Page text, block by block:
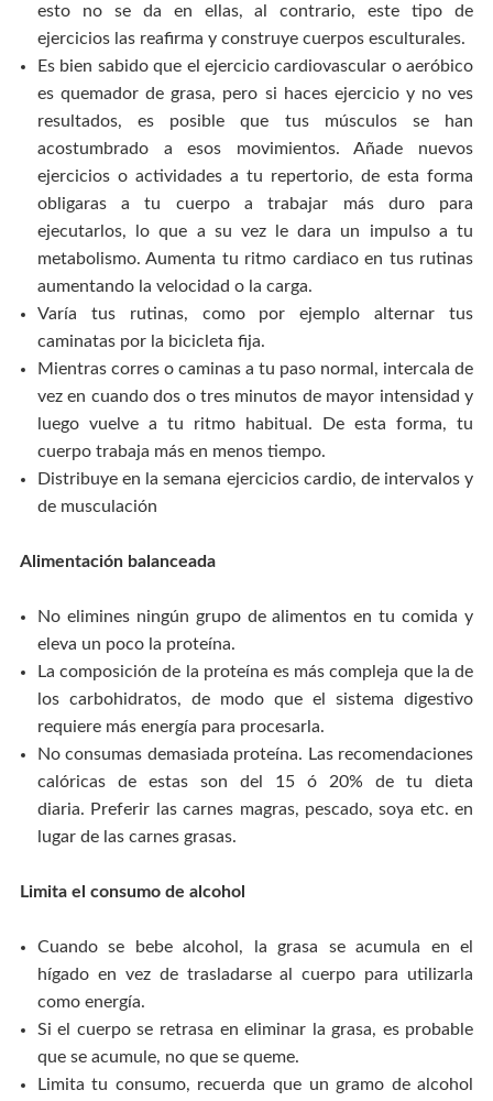
esto no se da en ellas, al contrario, este tipo de
ejercicios las reafirma y construye cuerpos esculturales.
Es bien sabido que el ejercicio cardiovascular o aeróbico
es quemador de grasa, pero si haces ejercicio y no ves
resultados, es posible que tus músculos se han
acostumbrado a esos movimientos. Añade nuevos
ejercicios o actividades a tu repertorio, de esta forma
obligaras a tu cuerpo a trabajar más duro para
ejecutarlos, lo que a su vez le dara un impulso a tu
metabolismo. Aumenta tu ritmo cardiaco en tus rutinas
aumentando la velocidad o la carga.
Varía tus rutinas, como por ejemplo alternar tus
caminatas por la bicicleta fija.
Mientras corres o caminas a tu paso normal, intercala de
vez en cuando dos o tres minutos de mayor intensidad y
luego vuelve a tu ritmo habitual. De esta forma, tu
cuerpo trabaja más en menos tiempo.
Distribuye en la semana ejercicios cardio, de intervalos y
de musculación
Alimentación balanceada
No elimines ningún grupo de alimentos en tu comida y
eleva un poco la proteína.
La composición de la proteína es más compleja que la de
los carbohidratos, de modo que el sistema digestivo
requiere más energía para procesarla.
No consumas demasiada proteína. Las recomendaciones
calóricas de estas son del 15 ó 20% de tu dieta
diaria. Preferir las carnes magras, pescado, soya etc. en
lugar de las carnes grasas.
Limita el consumo de alcohol
Cuando se bebe alcohol, la grasa se acumula en el
hígado en vez de trasladarse al cuerpo para utilizarla
como energía.
Si el cuerpo se retrasa en eliminar la grasa, es probable
que se acumule, no que se queme.
Limita tu consumo, recuerda que un gramo de alcohol